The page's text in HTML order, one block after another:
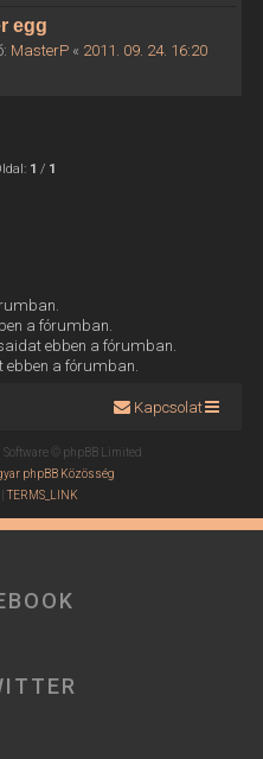
egg
MasterP« 2011. 09. 24. 16:20
1 / 1
a fórumban.
ebben a fórumban.
a fórumban.
Kapcsolat
© phpBB Limited
phpBB Közösség
TERMS_LINK